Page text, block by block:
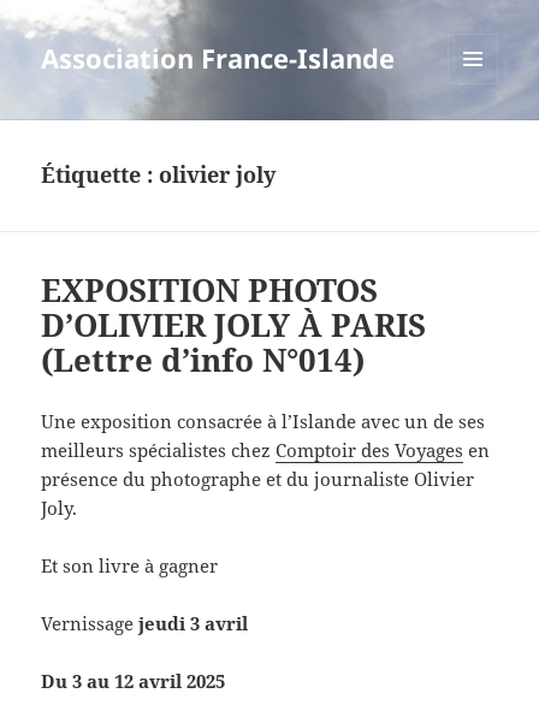
Association France-Islande
Étiquette :olivier joly
EXPOSITION PHOTOS
D’OLIVIER JOLY À PARIS
(Lettre d’info N°014)
Une exposition consacrée à l’Islande avec un de ses
meilleurs spécialistes chezComptoir des Voyages en
présence du photographe et du journaliste Olivier
Joly.
Et son livre à gagner
Vernissagejeudi 3 avril
Du 3 au 12 avril 2025